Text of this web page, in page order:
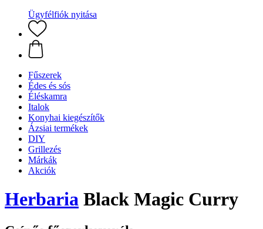
Ügyfélfiók nyitása
Fűszerek
Édes és sós
Éléskamra
Italok
Konyhai kiegészítők
Ázsiai termékek
DIY
Grillezés
Márkák
Akciók
Herbaria Black Magic Curry